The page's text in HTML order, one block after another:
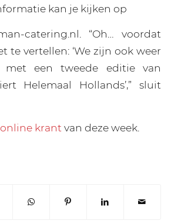
kan je kijken op
catering.nl. “Oh… voordat
te vertellen: ‘We zijn ook weer
een tweede editie van
Helemaal Hollands’,” sluit
online krant van deze week.